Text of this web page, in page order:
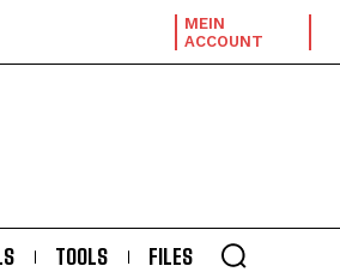
MEIN
ACCOUNT
TOOLS FILES